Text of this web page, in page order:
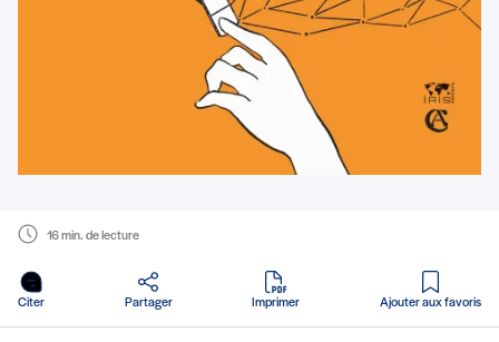
16 min. de lecture
Citer Partager Imprimer
en PDF
Ajouter aux favoris